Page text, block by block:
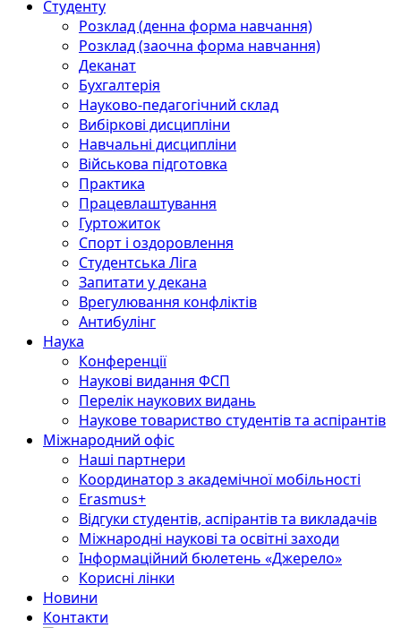
Студенту
Розклад (денна форма навчання)
Розклад (заочна форма навчання)
Деканат
Бухгалтерія
Науково-педагогічний склад
Вибіркові дисципліни
Навчальні дисципліни
Військова підготовка
Практика
Працевлаштування
Гуртожиток
Спорт і оздоровлення
Студентська Ліга
Запитати у декана
Врегулювання конфліктів
Антибулінг
Наука
Конференції
Наукові видання ФСП
Перелік наукових видань
Наукове товариство студентів та аспірантів
Міжнародний офіс
Наші партнери
Координатор з академічної мобільності
Erasmus+
Відгуки студентів, аспірантів та викладачів
Міжнародні наукові та освітні заходи
Інформаційний бюлетень «Джерело»
Корисні лінки
Новини
Контакти